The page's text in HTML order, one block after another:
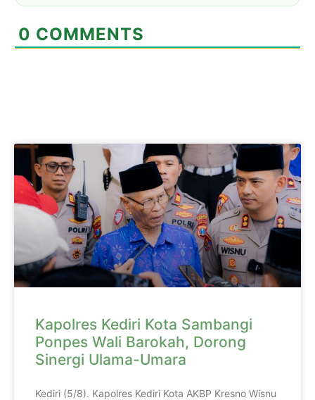
0 COMMENTS
Kapolres Kediri Kota Sambangi
Ponpes Wali Barokah, Dorong
Sinergi Ulama-Umara
Kediri (5/8). Kapolres Kediri Kota AKBP Kresno Wisnu